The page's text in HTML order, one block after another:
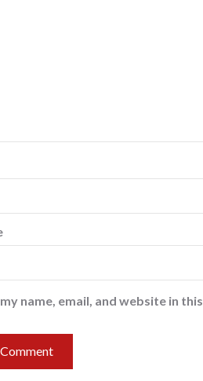
name, email, and website in